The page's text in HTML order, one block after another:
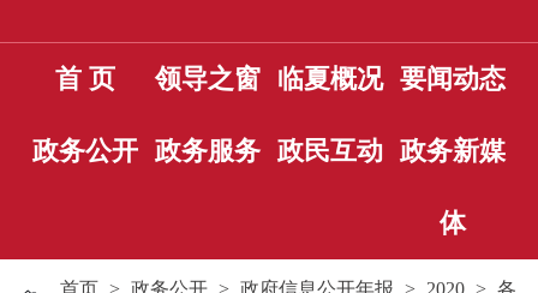
首 页 领导之窗 临夏概况 要闻动态
政务公开 政务服务 政民互动 政务新媒
体
首页 > 政务公开 > 政府信息公开年报 > 2020 > 各